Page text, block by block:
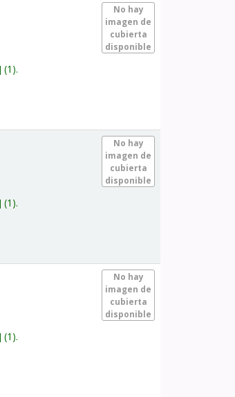
No hay
imagen de
cubierta
disponible
(1).
No hay
imagen de
cubierta
disponible
(1).
No hay
imagen de
cubierta
disponible
(1).